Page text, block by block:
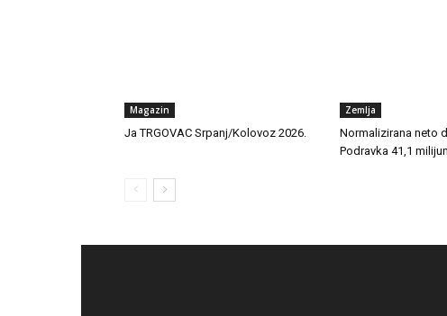
Magazin
Ja TRGOVAC Srpanj/Kolovoz 2026.
Zemlja
Normalizirana neto
Podravka 41,1